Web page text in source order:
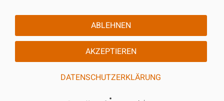
ABLEHNEN
AKZEPTIEREN
DATENSCHUTZERKLÄRUNG